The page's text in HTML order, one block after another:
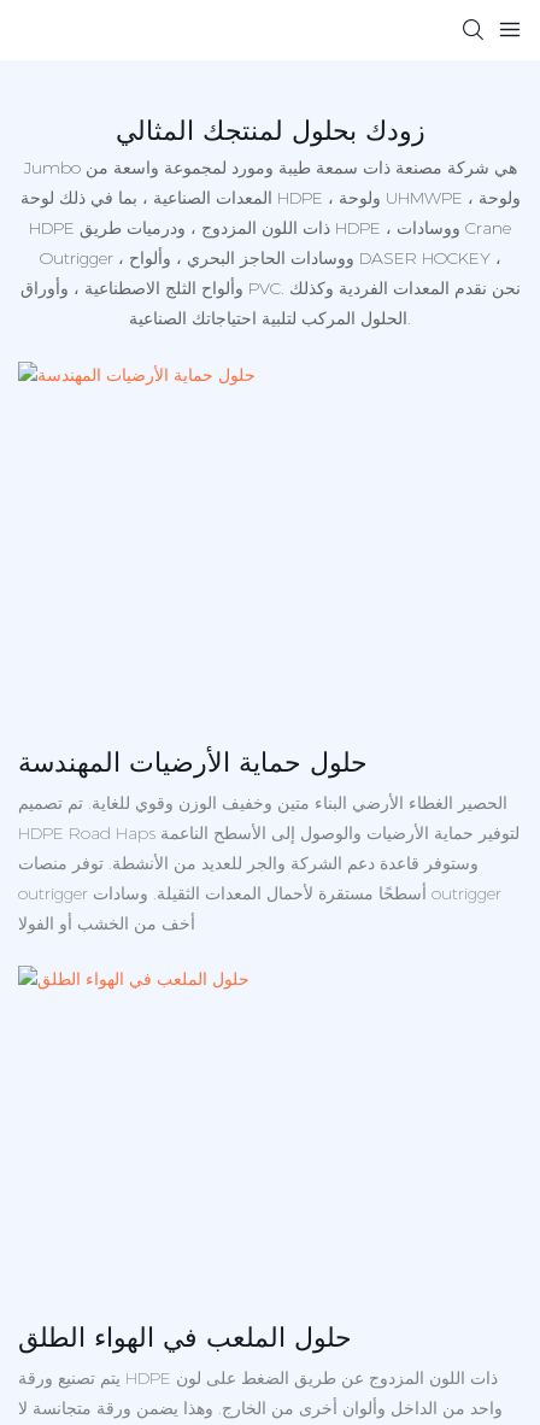
زودك بحلول لمنتجك المثالي
Jumbo هي شركة مصنعة ذات سمعة طيبة ومورد لمجموعة واسعة من
المعدات الصناعية ، بما في ذلك لوحة HDPE ، ولوحة UHMWPE ، ولوحة
HDPE ذات اللون المزدوج ، ودرميات طريق HDPE ، ووسادات Crane
Outrigger ، ووسادات الحاجز البحري ، وألواح DASER HOCKEY ،
وألواح الثلج الاصطناعية ، وأوراق PVC. نحن نقدم المعدات الفردية وكذلك
الحلول المركب لتلبية احتياجاتك الصناعية.
حلول حماية الأرضيات المهندسة
الحصير الغطاء الأرضي البناء متين وخفيف الوزن وقوي للغاية. تم تصميم
HDPE Road Haps لتوفير حماية الأرضيات والوصول إلى الأسطح الناعمة
وستوفر قاعدة دعم الشركة والجر للعديد من الأنشطة. توفر منصات
outrigger أسطحًا مستقرة لأحمال المعدات الثقيلة. وسادات outrigger
أخف من الخشب أو الفولا
حلول الملعب في الهواء الطلق
يتم تصنيع ورقة HDPE ذات اللون المزدوج عن طريق الضغط على لون
واحد من الداخل وألوان أخرى من الخارج. وهذا يضمن ورقة متجانسة لا